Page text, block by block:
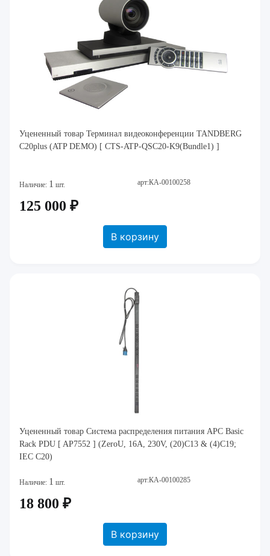
Уцененный товар Терминал видеоконференции TANDBERG
C20plus (ATP DEMO) [ CTS-ATP-QSC20-K9(Bundle1) ]
Наличие: 1 шт. арт:КА-00100258
125 000 ₽
В корзину
Уцененный товар Система распределения питания APC Basic
Rack PDU [ AP7552 ] (ZeroU, 16A, 230V, (20)C13 & (4)C19;
IEC C20)
Наличие: 1 шт. арт:КА-00100285
18 800 ₽
В корзину